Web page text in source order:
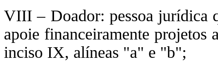
VIII – Doador: pessoa jurídica
apoie financeiramente projetos
inciso IX, alíneas "a" e "b";